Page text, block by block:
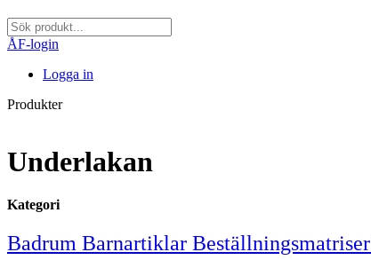
ÅF-login
Logga in
Produkter
Underlakan
Kategori
Badrum Barnartiklar Beställningsmatriser